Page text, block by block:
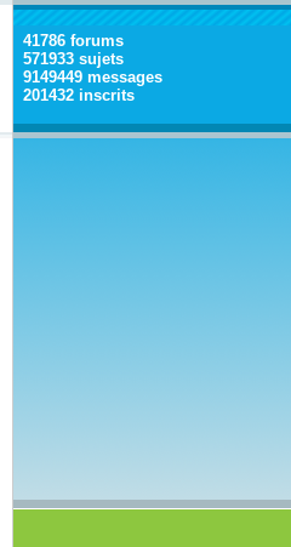
41786 forums
571933 sujets
9149449 messages
201432 inscrits